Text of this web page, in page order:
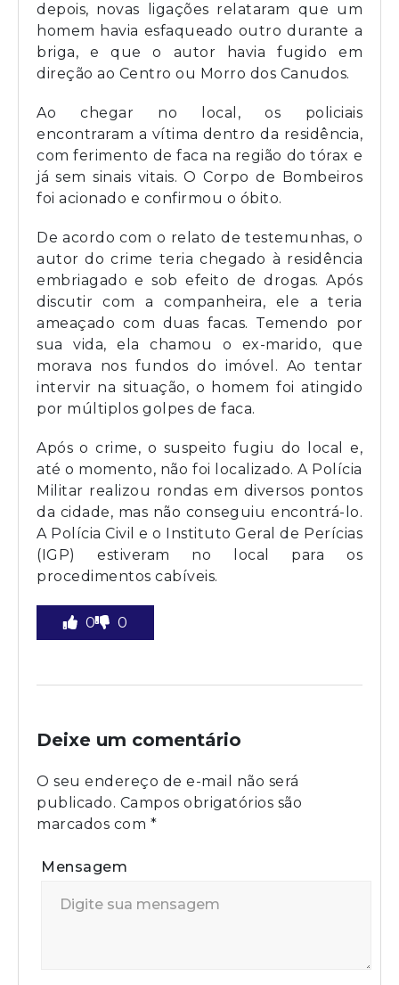
depois, novas ligações relataram que um
homem havia esfaqueado outro durante a
briga, e que o autor havia fugido em
direção ao Centro ou Morro dos Canudos.
Ao chegar no local, os policiais
encontraram a vítima dentro da residência,
com ferimento de faca na região do tórax e
já sem sinais vitais. O Corpo de Bombeiros
foi acionado e confirmou o óbito.
De acordo com o relato de testemunhas, o
autor do crime teria chegado à residência
embriagado e sob efeito de drogas. Após
discutir com a companheira, ele a teria
ameaçado com duas facas. Temendo por
sua vida, ela chamou o ex-marido, que
morava nos fundos do imóvel. Ao tentar
intervir na situação, o homem foi atingido
por múltiplos golpes de faca.
Após o crime, o suspeito fugiu do local e,
até o momento, não foi localizado. A Polícia
Militar realizou rondas em diversos pontos
da cidade, mas não conseguiu encontrá-lo.
A Polícia Civil e o Instituto Geral de Perícias
(IGP) estiveram no local para os
procedimentos cabíveis.
0 0
Deixe um comentário
O seu endereço de e-mail não será
publicado. Campos obrigatórios são
marcados com *
Mensagem